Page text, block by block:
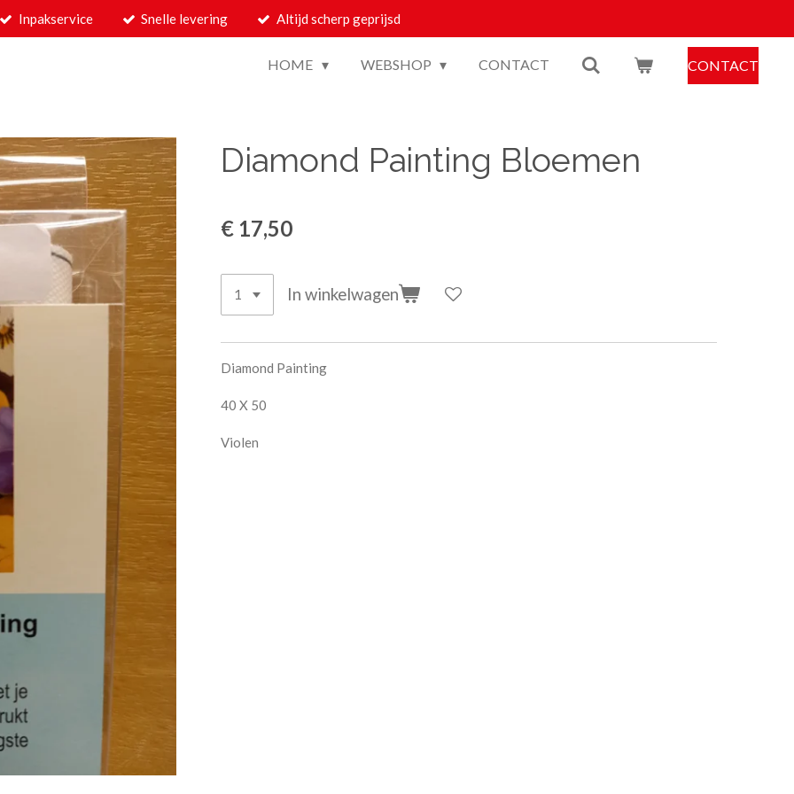
Inpakservice Snelle levering Altijd scherp geprijsd
HOME WEBSHOP CONTACT CONTACT
Diamond Painting Bloemen
€ 17,50
In winkelwagen
Diamond Painting
40 X 50
Violen